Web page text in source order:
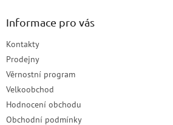
Informace pro vás
Kontakty
Prodejny
Věrnostní program
Velkoobchod
Hodnocení obchodu
Obchodní podmínky